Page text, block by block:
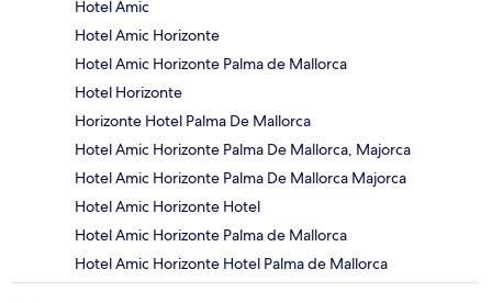
Hotel Amic
Hotel Amic Horizonte
Hotel Amic Horizonte Palma de Mallorca
Hotel Horizonte
Horizonte Hotel Palma De Mallorca
Hotel Amic Horizonte Palma De Mallorca, Majorca
Hotel Amic Horizonte Palma De Mallorca Majorca
Hotel Amic Horizonte Hotel
Hotel Amic Horizonte Palma de Mallorca
Hotel Amic Horizonte Hotel Palma de Mallorca